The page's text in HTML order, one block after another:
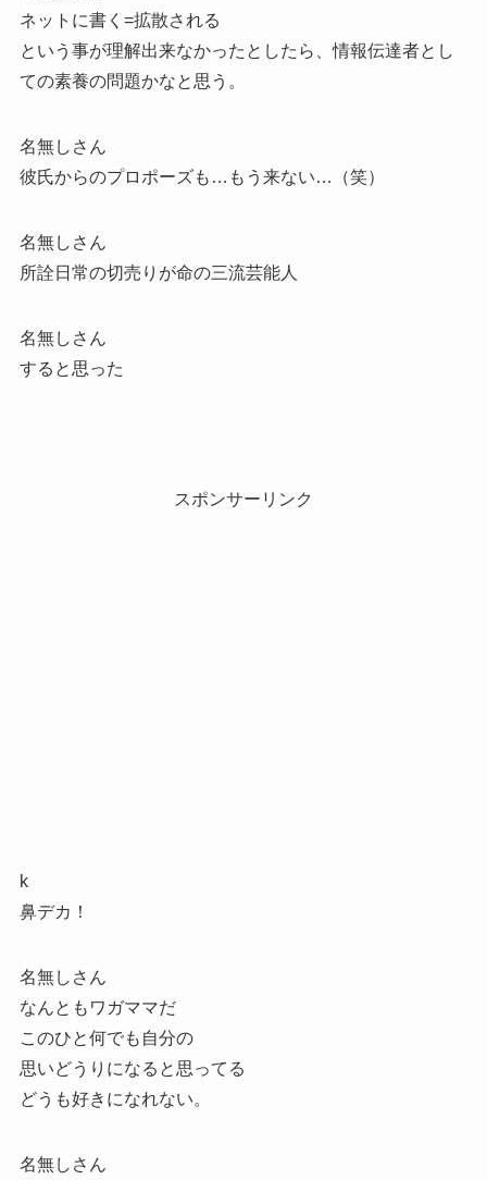
ネットに書く=拡散される
という事が理解出来なかったとしたら、情報伝達者とし
ての素養の問題かなと思う。
名無しさん
彼氏からのプロポーズも…もう来ない…（笑）
名無しさん
所詮日常の切売りが命の三流芸能人
名無しさん
すると思った
スポンサーリンク
k
鼻デカ！
名無しさん
なんともワガママだ
このひと何でも自分の
思いどうりになると思ってる
どうも好きになれない。
名無しさん